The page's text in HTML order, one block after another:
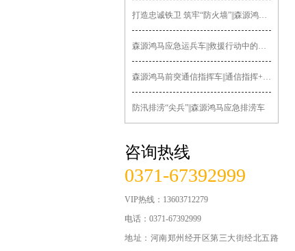
医疗急救系列
锂电公务车
交通系列车辆
法院检察院车辆
食品药品监管车辆
城管系列车辆
打造忠诚铁卫 筑牢“防火墙”||森源鸿马多功能押解车发往黑龙
森源鸿马应急运兵车||救援行动中的关键力量
森源鸿马前突通信指挥车||通信指挥+先遣突击
防汛排涝“尖兵”||森源鸿马应急排涝车
咨询热线
0371-67392999
VIP热线：13603712279
电话：0371-67392999
地址：河南郑州经开区第三大街经北五路